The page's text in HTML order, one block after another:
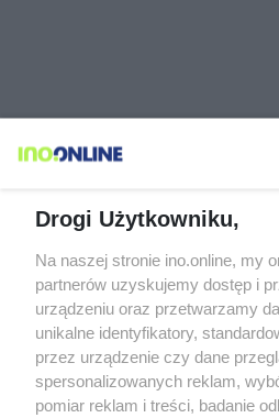
Drogi Użytkowniku,
Na naszej stronie ino.online, my
partnerów uzyskujemy dostęp i
urządzeniu oraz przetwarzamy
unikalne identyfikatory,
przez urządzenie czy dane
spersonalizowanych reklam,
pomiar reklam i treści, badanie